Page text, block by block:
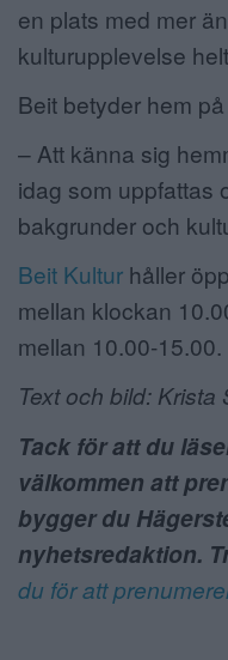
en plats med mer
kulturupplevelse
Beit betyder hem
– Att känna sig
idag som uppfattas
bakgrunder och
Beit Kultur håller
mellan klockan
mellan 10.00-15.00.
Text och bild: Krista
Tack för att du
välkommen att
bygger du
nyhetsredaktion.
du för att